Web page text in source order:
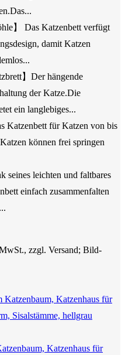
】 Das Katzenbett verfügt
damit Katzen
】Der hängende
der Katze.Die
ein langlebiges...
Katzenbett für Katzen von bis
können frei springen
seines leichten und faltbares
einfach zusammenfalten
zzgl. Versand; Bild-
Katzenhaus für